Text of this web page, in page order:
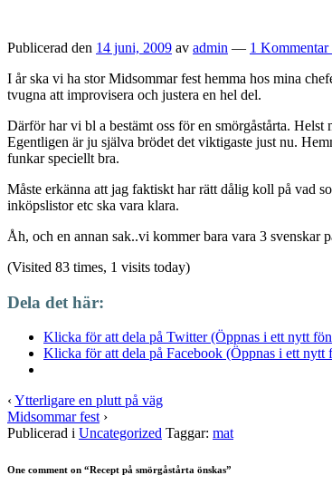
Publicerad den 14 juni, 2009 av admin — 1 Kommentar
I år ska vi ha stor Midsommar fest hemma hos mina
tvugna att improvisera och justera en hel del.
Därför har vi bl a bestämt oss för en smörgåstårta.
Egentligen är ju själva brödet det viktigaste just nu.
funkar speciellt bra.
Måste erkänna att jag faktiskt har rätt dålig koll på vad
inköpslistor etc ska vara klara.
Åh, och en annan sak..vi kommer bara vara 3 svenskar
(Visited 83 times, 1 visits today)
Dela det här:
Klicka för att dela på Twitter (Öppnas i ett nytt
Klicka för att dela på Facebook (Öppnas i ett nytt
‹ Ytterligare en plutt på väg
Midsommar fest ›
Publicerad i Uncategorized Taggar: mat
One comment on “Recept på smörgåstårta önskas”